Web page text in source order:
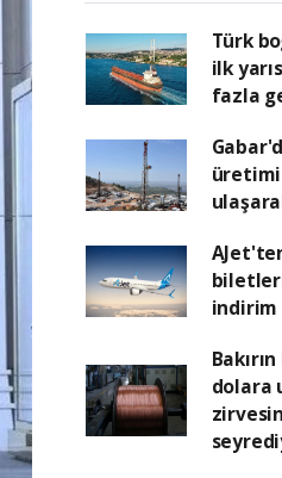
Türk
ilk
fazla
üretimi
indirim
dolara